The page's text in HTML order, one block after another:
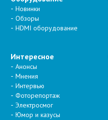
Новинки
Обзоры
HDMI оборудование
Интересное
Анонсы
Мнения
Интервью
Фоторепортаж
Электросмог
Юмор и казусы